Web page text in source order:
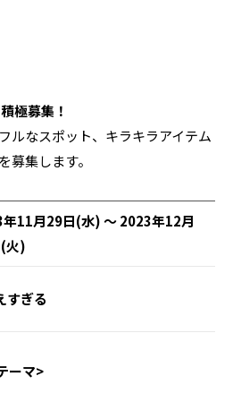
極募集！
ルなスポット、キラキラアイテム
募集します。
11月29日(水) ～ 2023年12月
火)
すぎる
ーマ>